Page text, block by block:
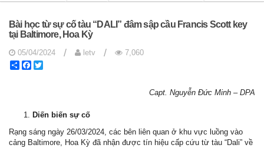
Bài học từ sự cố tàu “DALI” đâm sập cầu Francis Scott key
tại Baltimore, Hoa Kỳ
05/04/2024 / letv /
7,060
ShareFacebook
Capt. Nguyễn Đức Minh – DPA
Diến biến sự cố
Rạng sáng ngày 26/03/2024, các bên liên quan ở khu vực luồng vào
cảng Baltimore, Hoa Kỳ đã nhận được tín hiệu cấp cứu từ tàu “Dali” về